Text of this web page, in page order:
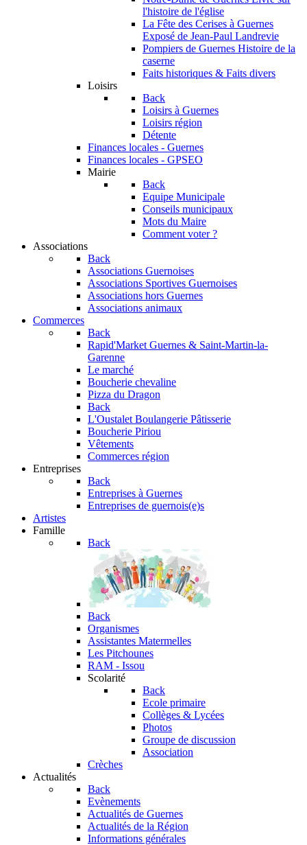
l'histoire de l'église
La Fête des Cerises à Guernes
Exposé de Jean-Paul Landrevie
Pompiers de Guernes Histoire de la
caserne
Faits historiques & Faits divers
Loisirs
Back
Loisirs à Guernes
Loisirs région
Détente
Finances locales - Guernes
Finances locales - GPSEO
Mairie
Back
Equipe Municipale
Conseils municipaux
Mots du Maire
Comment voter ?
Associations
Back
Associations Guernoises
Associations Sportives Guernoises
Associations hors Guernes
Associations animaux
Commerces
Back
Rapid'Market Guernes & Saint-Martin-la-
Garenne
Le marché
Boucherie chevaline
Pizza du Dragon
Back
L'Oustalet Boulangerie Pâtisserie
Boucherie Piriou
Vêtements
Commerces région
Entreprises
Back
Entreprises à Guernes
Entreprises de guernois(e)s
Artistes
Famille
Back
Back
Organismes
Assistantes Matermelles
Les Pitchounes
RAM - Issou
Scolarité
Back
Ecole primaire
Collèges & Lycées
Photos
Groupe de discussion
Association
Crèches
Actualités
Back
Evènements
Actualités de Guernes
Actualités de la Région
Informations générales